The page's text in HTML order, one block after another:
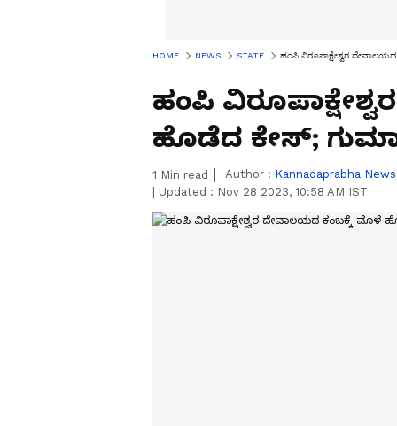
HOME NEWS STATE ಹಂಪಿ ವಿರೂಪಾಕ್ಷೇಶ್ವರ
ಹಂಪಿ
ಹೊಡೆದ ಕೇಸ್;
1 Min read Author : Kannadaprabha News
Updated : Nov 28 2023, 10:58 AM IST